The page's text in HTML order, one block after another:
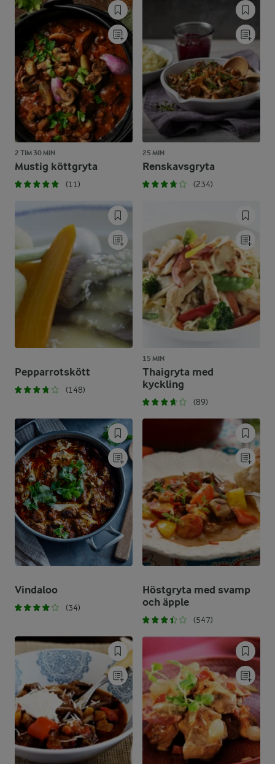
2 TIM 30 MIN
Mustig köttgryta
(11)
25 MIN
Renskavsgryta
(234)
Pepparrotskött
(148)
15 MIN
Thaigryta med
kyckling
(89)
Vindaloo
(34)
Höstgryta med svamp
och äpple
(547)